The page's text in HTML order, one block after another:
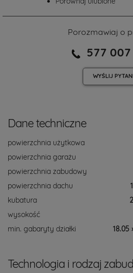
Porozmawiaj o
577
WYŚLIJ
Dane techniczne
powierzchnia użytkowa
powierzchnia garażu
powierzchnia zabudowy
powierzchnia dachu
kubatura
wysokość
min. gabaryty działki
18.05
Technologia i rodzaj